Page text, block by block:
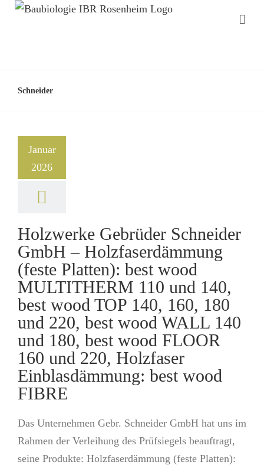
Schneider
Januar
2026
Holzwerke Gebrüder Schneider
GmbH – Holzfaserdämmung
(feste Platten): best wood
MULTITHERM 110 und 140,
best wood TOP 140, 160, 180
und 220, best wood WALL 140
und 180, best wood FLOOR
160 und 220, Holzfaser
Einblasdämmung: best wood
FIBRE
Das Unternehmen Gebr. Schneider GmbH hat uns im
Rahmen der Verleihung des Prüfsiegels beauftragt,
seine Produkte: Holzfaserdämmung (feste Platten):